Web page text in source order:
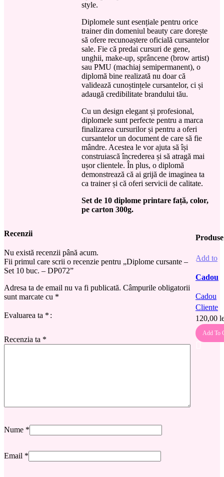
style.
Diplomele sunt esențiale pentru orice
trainer din domeniul beauty care dorește
să ofere recunoaștere oficială cursantelor
sale. Fie că predai cursuri de gene,
unghii, make-up, sprâncene (brow artist)
sau PMU (machiaj semipermanent), o
diplomă bine realizată nu doar că
validează cunoștințele cursantelor, ci și
adaugă credibilitate brandului tău.
Cu un design elegant și profesional,
diplomele sunt perfecte pentru a marca
finalizarea cursurilor și pentru a oferi
cursantelor un document de care să fie
mândre. Acestea le vor ajuta să își
construiască încrederea și să atragă mai
ușor clientele. În plus, o diplomă
demonstrează că ai grijă de imaginea ta
ca trainer și că oferi servicii de calitate.
Set de 10 diplome printare față, color,
pe carton 300g.
Recenzii
Nu există recenzii până acum.
Fii primul care scrii o recenzie pentru „Diplome cursante –
Set 10 buc. – DP072”
Adresa ta de email nu va fi publicată. Câmpurile obligatorii
sunt marcate cu *
Evaluarea ta *
Recenzia ta *
Nume *
Email *
Add to
Cadou
mască
față –
buc. –
CC001
Cadou
Cliente
120,00
Add To